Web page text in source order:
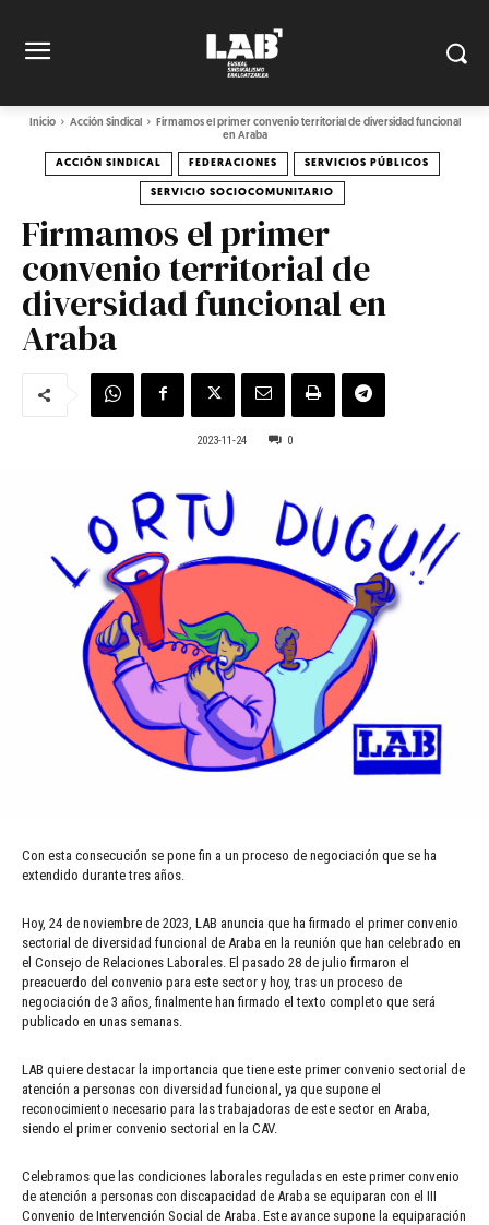
Inicio Acción Sindical
Firmamos el primer convenio territorial de diversidad funcional
en Araba
ACCIÓN SINDICAL FEDERACIONES SERVICIOS PÚBLICOS
SERVICIO SOCIOCOMUNITARIO
Firmamos el primer
convenio territorial de
diversidad funcional en
Araba
2023-11-24 0
Con esta consecución se pone fin a un proceso de negociación que se ha
extendido durante tres años.
Hoy, 24 de noviembre de 2023, LAB anuncia que ha firmado el primer convenio
sectorial de diversidad funcional de Araba en la reunión que han celebrado en
el Consejo de Relaciones Laborales. El pasado 28 de julio firmaron el
preacuerdo del convenio para este sector y hoy, tras un proceso de
negociación de 3 años, finalmente han firmado el texto completo que será
publicado en unas semanas.
LAB quiere destacar la importancia que tiene este primer convenio sectorial de
atención a personas con diversidad funcional, ya que supone el
reconocimiento necesario para las trabajadoras de este sector en Araba,
siendo el primer convenio sectorial en la CAV.
Celebramos que las condiciones laborales reguladas en este primer convenio
de atención a personas con discapacidad de Araba se equiparan con el III
Convenio de Intervención Social de Araba. Este avance supone la equiparación